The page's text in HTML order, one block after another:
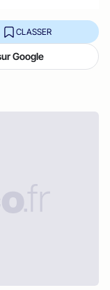
CLASSER
Google